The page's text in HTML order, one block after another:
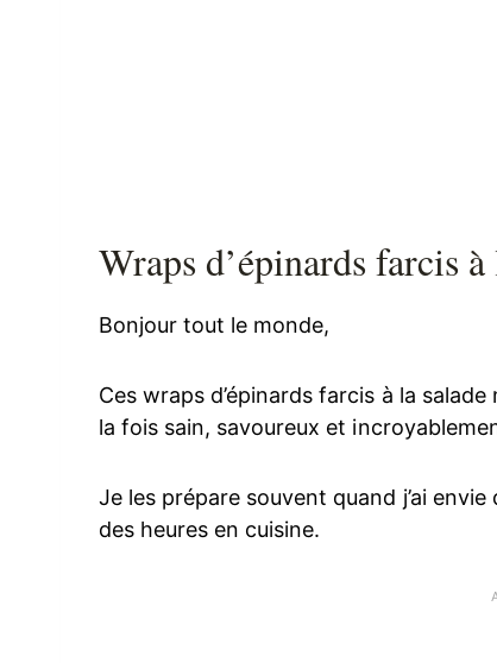
Wraps d’épinards farcis
Bonjour tout le monde,
Ces wraps d’épinards farcis à la
la fois sain, savoureux et
Je les prépare souvent quand j’ai
des heures en cuisine.